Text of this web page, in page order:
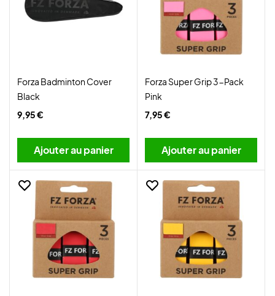
Forza Badminton Cover
Black
9,95 €
Ajouter au panier
Forza Super Grip 3-Pack
Pink
7,95 €
Ajouter au panier